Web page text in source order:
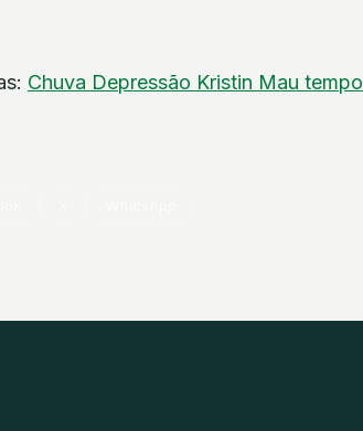
Chuva Depressão Kristin Mau tempo